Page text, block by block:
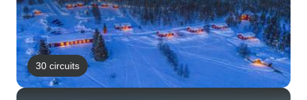
30 circuits